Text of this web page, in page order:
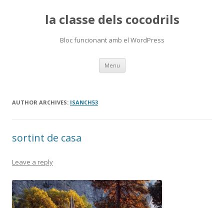
la classe dels cocodrils
Bloc funcionant amb el WordPress
Menu Skip
content
AUTHOR ARCHIVES: ISANCH53
sortint de casa
Leave a reply